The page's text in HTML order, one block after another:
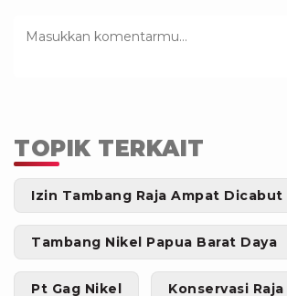
TOPIK TERKAIT
Izin Tambang Raja Ampat Dicabut
Tambang Nikel Papua Barat Daya
Pt Gag Nikel Konservasi